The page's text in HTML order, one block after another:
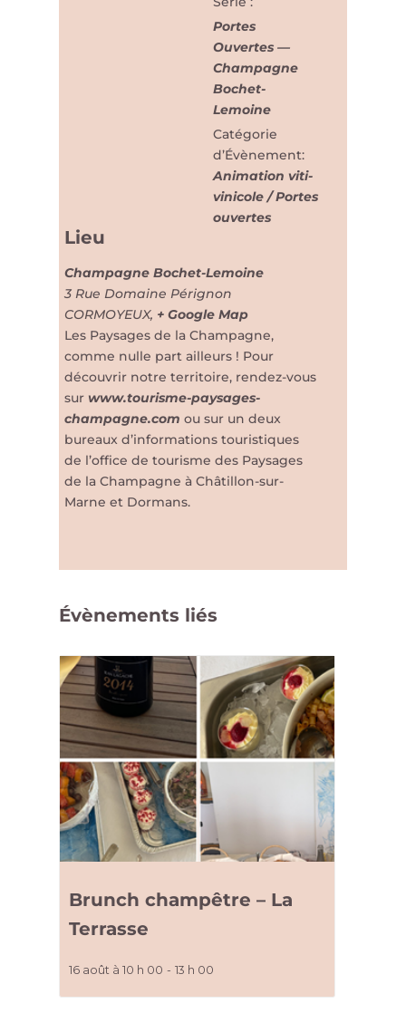
Portes
Ouvertes —
Champagne
Bochet-
Lemoine
Catégorie
d’Évènement:
Animation viti-
vinicole / Portes
ouvertes
Lieu
Champagne Bochet-Lemoine
3 Rue Domaine Pérignon
CORMOYEUX, + Google Map
Les Paysages de la Champagne,
comme nulle part ailleurs ! Pour
découvrir notre territoire, rendez-vous
sur www.tourisme-paysages-
champagne.com ou sur un deux
bureaux d’informations touristiques
de l’office de tourisme des Paysages
de la Champagne à Châtillon-sur-
Marne et Dormans.
Évènements liés
Brunch champêtre – La
Terrasse
16 août à 10 h 00 - 13 h 00